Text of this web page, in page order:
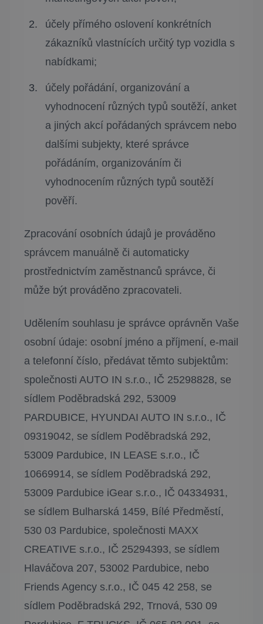
účely přímého oslovení konkrétních
zákazníků vlastnících určitý typ vozidla s
nabídkami;
účely pořádání, organizování a
vyhodnocení různých typů soutěží, anket
a jiných akcí pořádaných správcem nebo
dalšími subjekty, které správce
pořádáním, organizováním či
vyhodnocením různých typů soutěží
pověří.
Zpracování osobních údajů je prováděno
správcem manuálně či automaticky
prostřednictvím zaměstnanců správce, či
může být prováděno zpracovateli.
Udělením souhlasu je správce oprávněn Vaše
osobní údaje: osobní jméno a příjmení, e-mail
a telefonní číslo, předávat těmto subjektům:
společnosti AUTO IN s.r.o., IČ 25298828, se
sídlem Poděbradská 292, 53009
PARDUBICE, HYUNDAI AUTO IN s.r.o., IČ
09319042, se sídlem Poděbradská 292,
53009 Pardubice, IN LEASE s.r.o., IČ
10669914, se sídlem Poděbradská 292,
53009 Pardubice iGear s.r.o., IČ 04334931,
se sídlem Bulharská 1459, Bílé Předměstí,
530 03 Pardubice, společnosti MAXX
CREATIVE s.r.o., IČ 25294393, se sídlem
Hlaváčova 207, 53002 Pardubice, nebo
Friends Agency s.r.o., IČ 045 42 258, se
sídlem Poděbradská 292, Trnová, 530 09